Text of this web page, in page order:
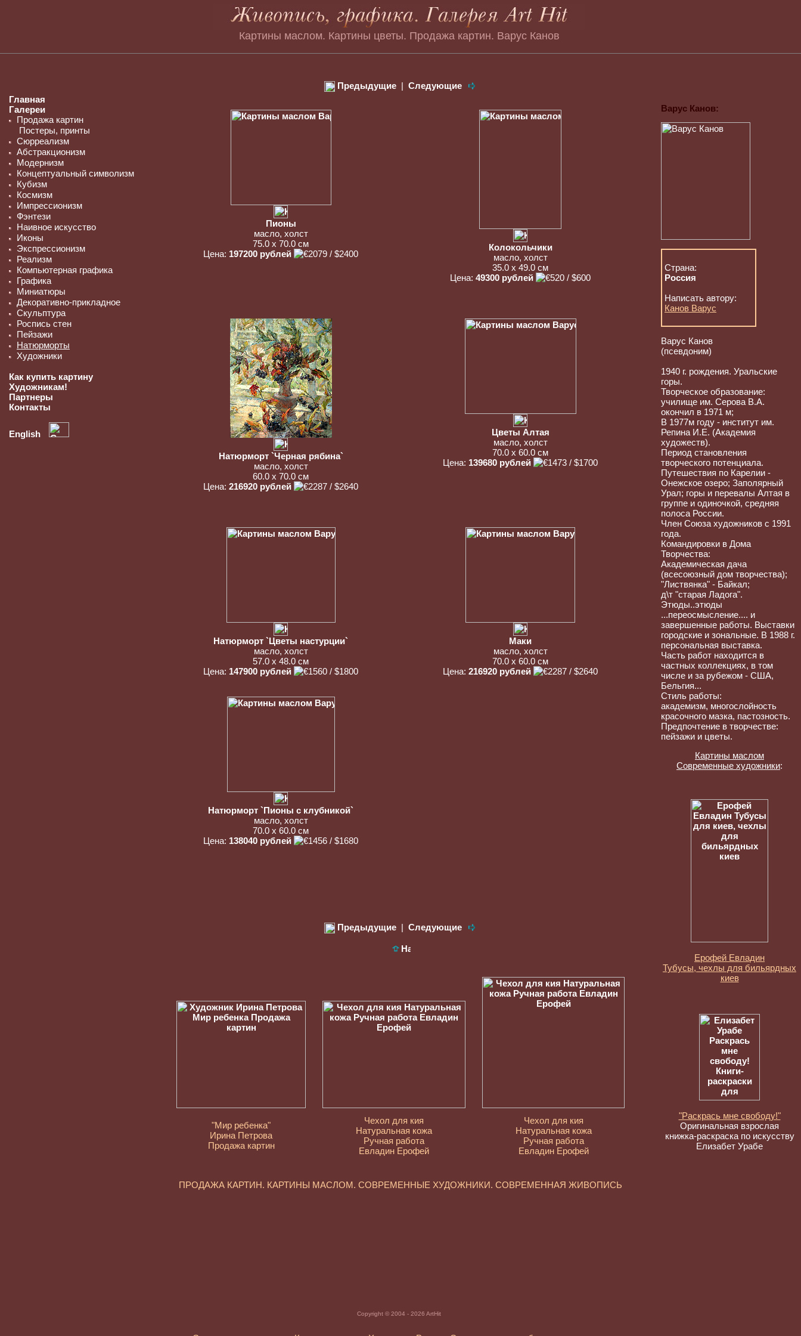
Картины маслом. Картины цветы. Продажа картин. Варус Канов
Главная
Галереи
Продажа картин
Постеры, принты
Сюрреализм
Абстракционизм
Модернизм
Концептуальный символизм
Кубизм
Космизм
Импрессионизм
Фэнтези
Наивное искусство
Иконы
Экспрессионизм
Реализм
Компьютерная графика
Графика
Миниатюры
Декоративно-прикладное
Скульптура
Роспись стен
Пейзажи
Натюрморты
Художники
Как купить картину
Художникам!
Партнеры
Контакты
English
Предыдущие | Следующие
Пионы
масло, холст
75.0 x 70.0 см
Цена: 197200 рублей
Колокольчики
масло, холст
35.0 x 49.0 см
Цена: 49300 рублей
Натюрморт `Черная рябина`
масло, холст
60.0 x 70.0 см
Цена: 216920 рублей
Цветы Алтая
масло, холст
70.0 x 60.0 см
Цена: 139680 рублей
Натюрморт `Цветы настурции`
масло, холст
57.0 x 48.0 см
Цена: 147900 рублей
Маки
масло, холст
70.0 x 60.0 см
Цена: 216920 рублей
Натюрморт `Пионы с клубникой`
масло, холст
70.0 x 60.0 см
Цена: 138040 рублей
Предыдущие | Следующие
"Мир ребенка"
Ирина Петрова
Продажа картин
Чехол для кия
Натуральная кожа
Ручная работа
Евладин Ерофей
Чехол для кия
Натуральная кожа
Ручная работа
Евладин Ерофей
ПРОДАЖА КАРТИН. КАРТИНЫ МАСЛОМ. СОВРЕМЕННЫЕ ХУДОЖНИКИ. СОВРЕМЕННАЯ ЖИВОПИСЬ
Copyright © 2004 - 2026 ArtHit
Варус Канов:
Страна:
Россия
Написать автору:
Канов Варус
Варус Канов
(псевдоним)
1940 г. рождения. Уральские
горы.
Творческое образование:
училище им. Серова В.А.
окончил в 1971 м;
В 1977м году - институт им.
Репина И.Е. (Академия
художеств).
Период становления
творческого потенциала.
Путешествия по Карелии -
Онежское озеро; Заполярный
Урал; горы и перевалы Алтая в
группе и одиночкой, средняя
полоса России.
Член Союза художников с 1991
года.
Командировки в Дома
Творчества:
Академическая дача
(всесоюзный дом творчества);
"Листвянка" - Байкал;
д\т "старая Ладога".
Этюды..этюды
...переосмысление.... и
завершенные работы. Выставки
городские и зональные. В 1988 г.
персональная выставка.
Часть работ находится в
частных коллекциях, в том
числе и за рубежом - США,
Бельгия...
Стиль работы:
академизм, многослойность
красочного мазка, пастозность.
Предпочтение в творчестве:
пейзажи и цветы.
Картины маслом
Современные художники:
Ерофей Евладин
Тубусы, чехлы для бильярдных
киев
"Раскрась мне свободу!"
Оригинальная взрослая
книжка-раскраска по искусству
Елизабет Урабе